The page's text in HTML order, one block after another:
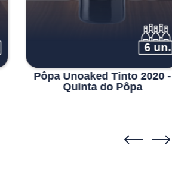
6 un.
Pôpa Unoaked Tinto 2020 -
Quinta do Pôpa